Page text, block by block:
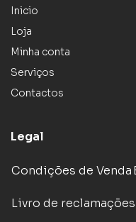
Inicio
Loja
Minha conta
Serviços
Contactos
Legal
Condições de Venda
Livro de